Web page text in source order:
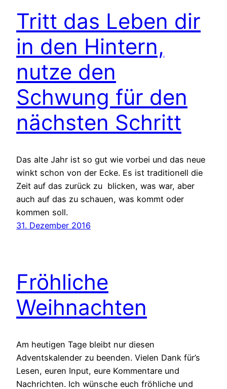
Tritt das Leben dir
in den Hintern,
nutze den
Schwung für den
nächsten Schritt
Das alte Jahr ist so gut wie vorbei und das neue
winkt schon von der Ecke. Es ist traditionell die
Zeit auf das zurück zu blicken, was war, aber
auch auf das zu schauen, was kommt oder
kommen soll.
31. Dezember 2016
Fröhliche
Weihnachten
Am heutigen Tage bleibt nur diesen
Adventskalender zu beenden. Vielen Dank für’s
Lesen, euren Input, eure Kommentare und
Nachrichten. Ich wünsche euch fröhliche und